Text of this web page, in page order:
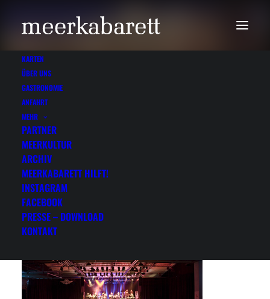
KARTEN
ÜBER UNS
GASTRONOMIE
ANFAHRT
MEHR
PARTNER
MEERKULTUR
ARCHIV
MEERKABARETT HILFT!
INSTAGRAM
FACEBOOK
PRESSE – DOWNLOAD
KONTAKT
Meerkabarett - Sylt